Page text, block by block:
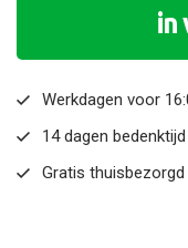
in
Werkdagen voor
14 dagen
Gratis